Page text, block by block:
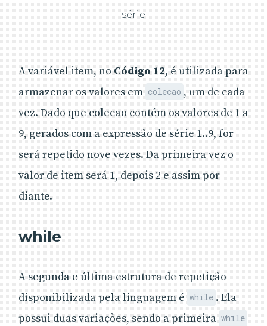
série
A variável item, no Código 12, é utilizada para
armazenar os valores em colecao , um de cada
vez. Dado que colecao contém os valores de 1 a
9, gerados com a expressão de série 1..9, for
será repetido nove vezes. Da primeira vez o
valor de item será 1, depois 2 e assim por
diante.
while
A segunda e última estrutura de repetição
disponibilizada pela linguagem é while . Ela
possui duas variações, sendo a primeira while